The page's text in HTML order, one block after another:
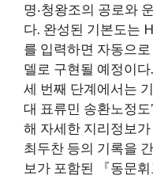
명‧청왕조의 공로와
다. 완성된 기본도는
를 입력하면 자동으
델로 구현될 예정이다.
세 번째 단계에서는
대 표류민 송환노정도
해 자세한 지리정보
최두찬 등의 기록을
보가 포함된 『동문